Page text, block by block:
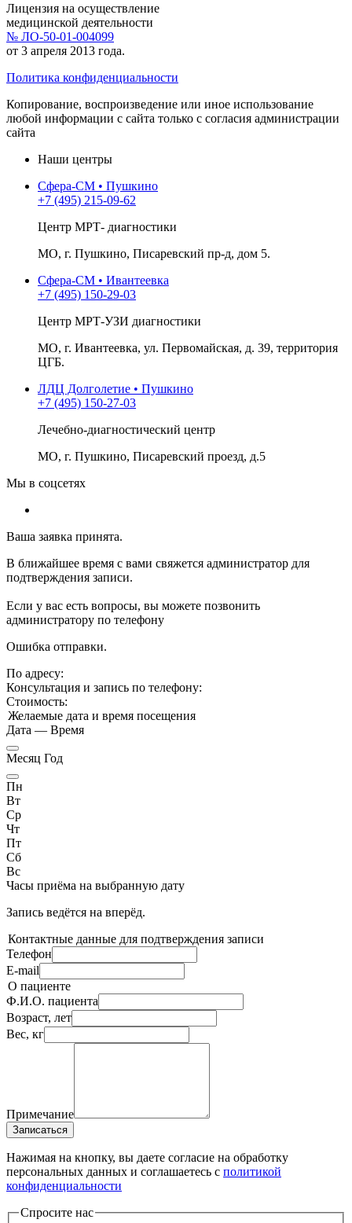
Лицензия на осуществление
медицинской деятельности
№ ЛО-50-01-004099
от 3 апреля 2013 года.
Политика конфиденциальности
Копирование, воспроизведение или иное использование
любой информации с сайта только с согласия администрации
сайта
Наши центры
Сфера-СМ • Пушкино
+7 (495) 215-09-62
Центр МРТ- диагностики
МО, г. Пушкино, Писаревский пр-д, дом 5.
Сфера-СМ • Ивантеевка
+7 (495) 150-29-03
Центр МРТ-УЗИ диагностики
МО, г. Ивантеевка, ул. Первомайская, д. 39, территория
ЦГБ.
ЛДЦ Долголетие • Пушкино
+7 (495) 150-27-03
Лечебно-диагностический центр
МО, г. Пушкино, Писаревский проезд, д.5
Мы в соцсетях
Ваша заявка принята.
В ближайшее время с вами свяжется администратор для
подтверждения записи.
Если у вас есть вопросы, вы можете позвонить
администратору по телефону
Ошибка отправки.
По адресу:
Консультация и запись по телефону:
Стоимость:
Желаемые дата и время посещения
Дата — Время
Месяц Год
Пн
Вт
Ср
Чт
Пт
Сб
Вс
Часы приёма на выбранную дату
Запись ведётся на вперёд.
Контактные данные для подтверждения записи
Телефон
E-mail
О пациенте
Ф.И.О. пациента
Возраст, лет
Вес, кг
Примечание
Записаться
Нажимая на кнопку, вы даете согласие на обработку
персональных данных и соглашаетесь c политикой
конфиденциальности
Спросите нас